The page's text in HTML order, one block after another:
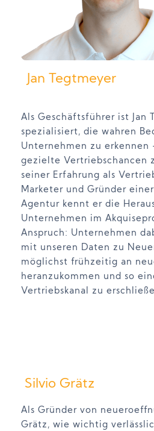
Jan Tegtmeyer
Als Geschäftsführer ist Jan
spezialisiert, die wahren
Unternehmen zu erkennen
gezielte Vertriebschancen
seiner Erfahrung als
Marketer und Gründer
Agentur kennt er die
Unternehmen im
Anspruch: Unternehmen
mit unseren Daten zu
möglichst frühzeitig an
heranzukommen und so
Vertriebskanal zu
Silvio Grätz
Als Gründer von
Grätz, wie wichtig